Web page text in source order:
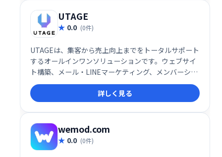
UTAGE
0.0 (0件)
UTAGEは、集客から売上向上までをトータルサポート
するオールインワンソリューションです。ウェブサイ
ト構築、メール・LINEマーケティング、メンバーシッ
プ管理、決済処理、顧客情報管理、業務自動化など、
ビジネスに必要な機能を網羅。煩雑な作業を効率化
し、売上アップを実現します。集客や売上向上でお悩
みの事業者様は、ぜひUTAGEをご検討ください。
詳しく見る
wemod.com
0.0 (0件)